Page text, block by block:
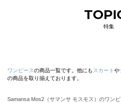
特集
ワンピースの商品一覧です。他にも スカート や
の商品を取り揃えております。
Samansa Mos2（サマンサ モスモス）のワン